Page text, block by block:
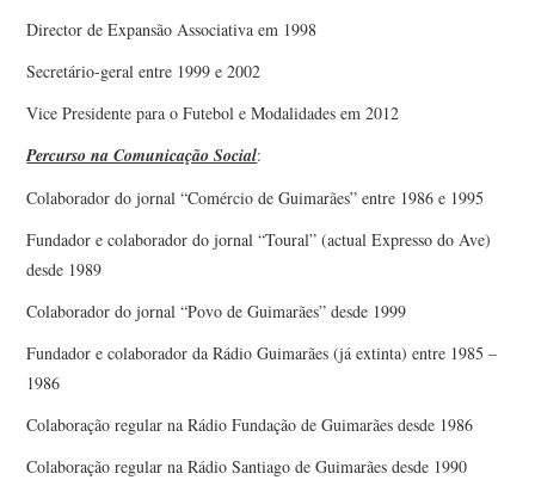
Director de Expansão Associativa em 1998
Secretário-geral entre 1999 e 2002
Vice Presidente para o Futebol e Modalidades em 2012
Percurso na Comunicação Social:
Colaborador do jornal “Comércio de Guimarães” entre 1986 e 1995
Fundador e colaborador do jornal “Toural” (actual Expresso do Ave)
desde 1989
Colaborador do jornal “Povo de Guimarães” desde 1999
Fundador e colaborador da Rádio Guimarães (já extinta) entre 1985 –
1986
Colaboração regular na Rádio Fundação de Guimarães desde 1986
Colaboração regular na Rádio Santiago de Guimarães desde 1990